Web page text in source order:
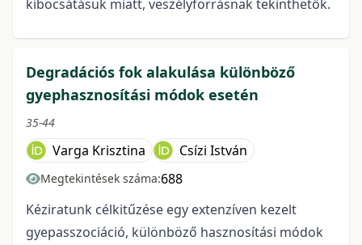
kibocsátásuk miatt, veszélyforrásnak tekinthetők.
Degradációs fok alakulása különböző
gyephasznosítási módok esetén
35-44
Varga Krisztina Csízi István
Megtekintések száma:688
Kéziratunk célkitűzése egy extenzíven kezelt
gyepasszociáció, különböző hasznosítási módok